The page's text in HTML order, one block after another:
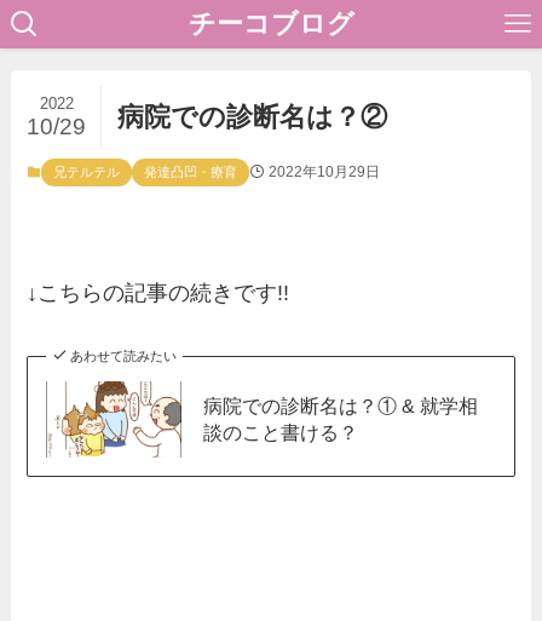
チーコブログ
病院での診断名は？②
2022
10/29
兄テルテル 発達凸凹・療育 2022年10月29日
↓こちらの記事の続きです!!
あわせて読みたい
病院での診断名は？① & 就学相
談のこと書ける？